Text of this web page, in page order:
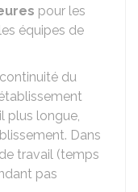
pour les
équipes de
du
plus longue,
Dans
travail (temps
pas